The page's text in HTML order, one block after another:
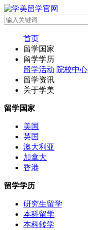
首页
留学国家
留学学历
留学活动 院校中心
留学资讯
关于学美
留学国家
美国
英国
澳大利亚
加拿大
香港
留学学历
研究生留学
本科留学
本科转学